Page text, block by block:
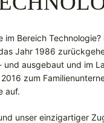
Bereich Technologie?
Jahr 1986
ausgebaut und im
zum
auf.
unser einzigartiger